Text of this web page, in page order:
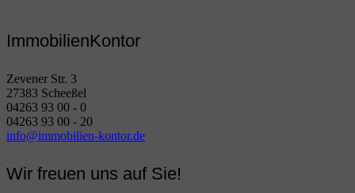
ImmobilienKontor
Zevener Str. 3
27383 Scheeßel
04263 93 00 - 0
04263 93 00 - 20
info@immobilien-kontor.de
Wir freuen uns auf Sie!